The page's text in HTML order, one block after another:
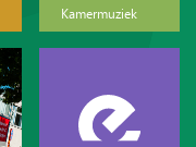
Kamermuziek